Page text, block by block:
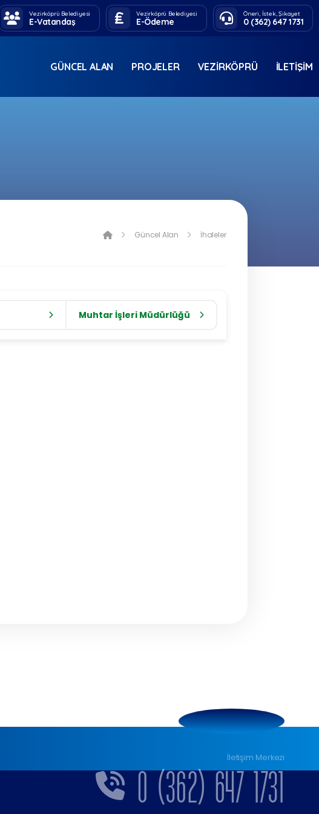
Vezirköprü Belediyesi
E-Vatandaş
Vezirköprü Belediyesi
E-Ödeme
Öneri, İstek, Şikayet
0 (362) 647 1731
GÜNCEL ALAN PROJELER VEZIRKÖPRÜ İLETIŞIM
Güncel Alan İhaleler
Muhtar İşleri Müdürlüğü
İletişim Merkezi
0 (362) 647 1731